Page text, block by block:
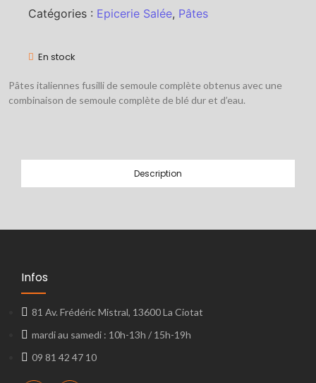
Catégories : Epicerie Salée, Pâtes
En stock
Pâtes italiennes fusilli de semoule complète obtenus avec une
combinaison de semoule complète de blé dur et d’eau.
Description
Infos
81 Av. Frédéric Mistral, 13600 La Ciotat
mardi au samedi : 10h-13h / 15h-19h
09 81 42 47 10